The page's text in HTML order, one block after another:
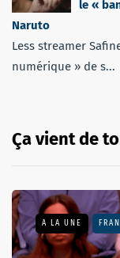
le «
Naruto
Less streamer
numérique » de s...
Ça vient de
A LA UNE